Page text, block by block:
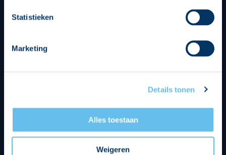
Statistieken
Marketing
Details tonen
Alles toestaan
Weigeren